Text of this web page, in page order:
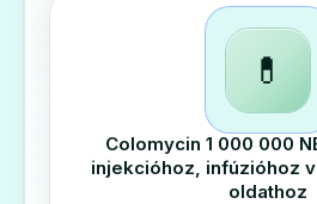
💊
Colomycin 1 000 000
injekcióhoz, infúzióhoz
oldathoz